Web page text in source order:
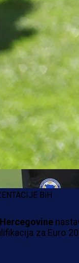
BiH
Hercegovine
za Euro